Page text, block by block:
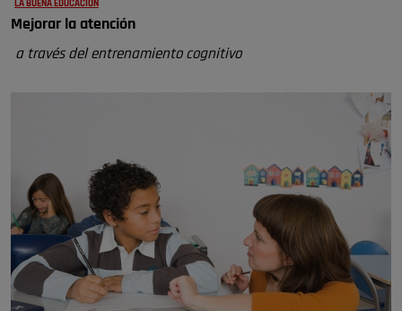
LA BUENA EDUCACIÓN
Mejorar la atención
a través del entrenamiento cognitivo